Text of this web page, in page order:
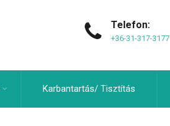
Telefon:
+36-31-317-3177
Karbantartás/ Tisztítás